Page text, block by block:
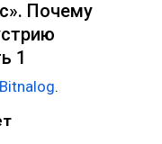
Почему
1
Bitnalog.